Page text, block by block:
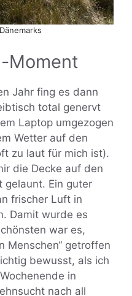
Moment
Jahr fing es dann
total genervt
Laptop umgezogen
Wetter auf den
zu laut für mich ist).
die Decke auf den
gelaunt. Ein guter
frischer Luft in
Damit wurde es
war es,
Menschen“ getroffen
bewusst, als ich
in
nach all